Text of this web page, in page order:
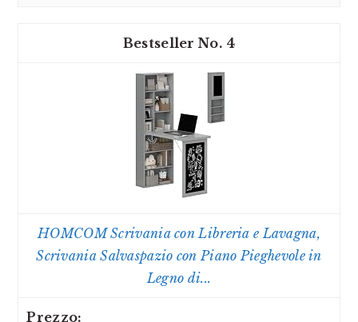
4
HOMCOM Scrivania con Libreria e Lavagna,
Scrivania Salvaspazio con Piano Pieghevole in
Legno di...